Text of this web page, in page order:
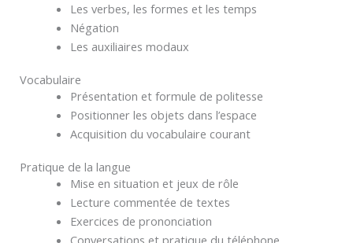
Les verbes, les formes et les temps
Négation
Les auxiliaires modaux
Vocabulaire
Présentation et formule de politesse
Positionner les objets dans l’espace
Acquisition du vocabulaire courant
Pratique de la langue
Mise en situation et jeux de rôle
Lecture commentée de textes
Exercices de prononciation
Conversations et pratique du téléphone